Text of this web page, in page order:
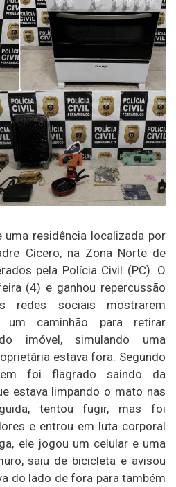
residência localizada por
Cícero, na Zona Norte de
pela Polícia Civil (PC). O
(4) e ganhou repercussão
redes sociais mostrarem
um caminhão para retirar
imóvel, simulando uma
estava fora. Segundo
foi flagrado saindo da
estava limpando o mato nas
tentou fugir, mas foi
e entrou em luta corporal
ele jogou um celular e uma
saiu de bicicleta e avisou
do lado de fora para também